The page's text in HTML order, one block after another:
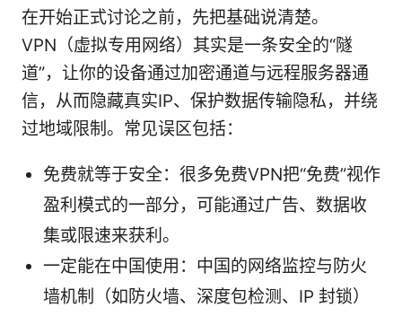
在开始正式讨论之前，先把基础说清楚。
VPN（虚拟专用网络）其实是一条安全的“隧
道”，让你的设备通过加密通道与远程服务器通
信，从而隐藏真实IP、保护数据传输隐私，并绕
过地域限制。常见误区包括：
免费就等于安全：很多免费VPN把“免费”视作
盈利模式的一部分，可能通过广告、数据收
集或限速来获利。
一定能在中国使用：中国的网络监控与防火
墙机制（如防火墙、深度包检测、IP 封锁）